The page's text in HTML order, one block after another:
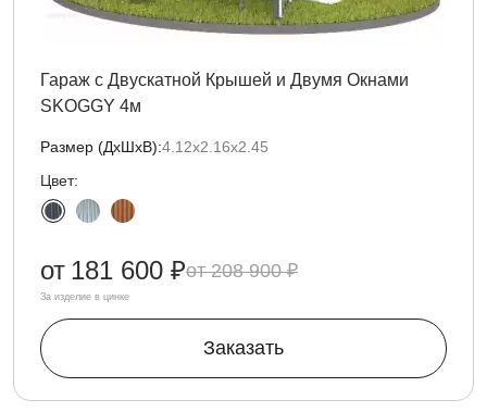
Гараж с Двускатной Крышей и Двумя Окнами
SKOGGY 4м
Размер (ДxШxВ):4.12х2.16х2.45
Цвет:
208 900 ₽
от 181 600 ₽
За изделие в цинке
Заказать